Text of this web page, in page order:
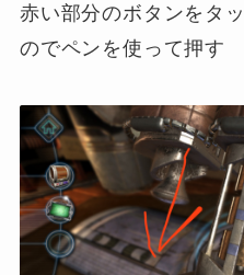
赤い部分のボタンをタ
のでペンを使って押す